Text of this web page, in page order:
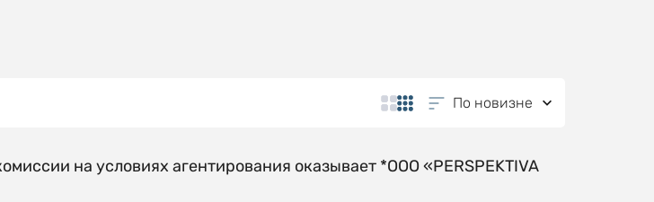
По новизне
на условиях агентирования оказывает *OOO «PERSPEKTIVA